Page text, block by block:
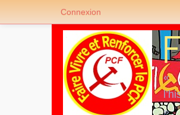
«
»
Connexion